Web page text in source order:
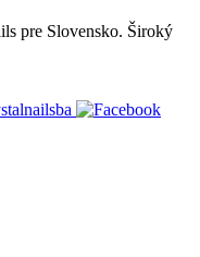
pre Slovensko. Široký